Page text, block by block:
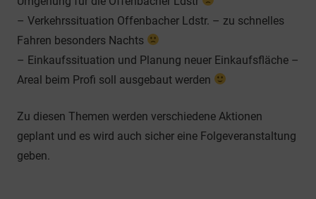
– Verkehrssituation Offenbacher Ldstr. – zu schnelles
Fahren besonders Nachts
– Einkaufssituation und Planung neuer Einkaufsfläche –
Areal beim Profi soll ausgebaut werden
Zu diesen Themen werden verschiedene Aktionen
geplant und es wird auch sicher eine Folgeveranstaltung
geben.